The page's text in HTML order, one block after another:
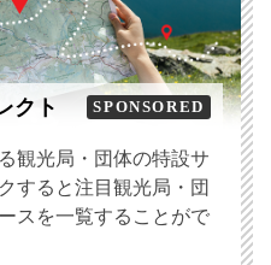
クト SPONSORED
観光局・団体の特設サ
すると注目観光局・団
スを一覧することがで